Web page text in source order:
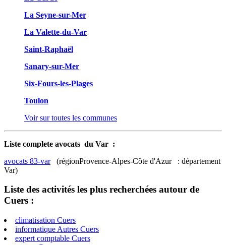
La Seyne-sur-Mer
La Valette-du-Var
Saint-Raphaël
Sanary-sur-Mer
Six-Fours-les-Plages
Toulon
Voir sur toutes les communes
Liste complete avocats du Var :
avocats 83-var(régionProvence-Alpes-Côte d'Azur : département
Var)
Liste des activités les plus recherchées autour de
Cuers :
climatisation Cuers
informatique Autres Cuers
expert comptable Cuers